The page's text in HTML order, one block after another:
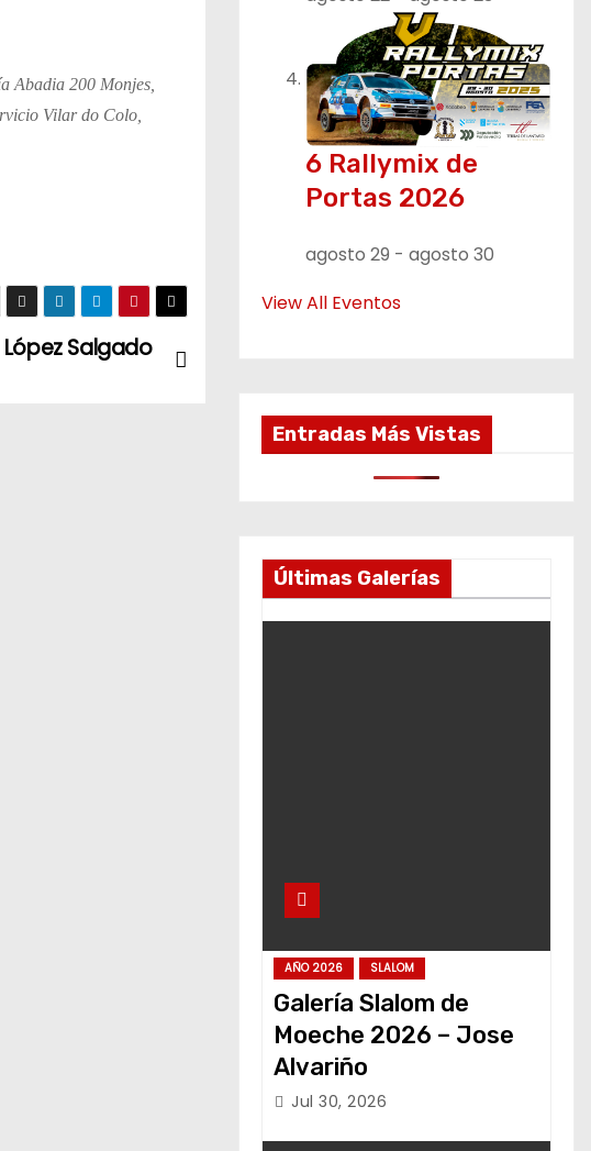
Abadia 200 Monjes,
Vilar do Colo,
Salgado
6 Rallymix de
Portas 2026
agosto 29 - agosto 30
View All Eventos
Entradas Más Vistas
Últimas Galerías
AÑO 2026 SLALOM
Galería Slalom de
Moeche 2026 – Jose
Alvariño
Jul 30, 2026